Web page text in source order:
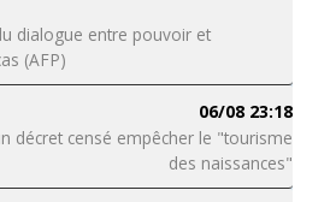
dialogue entre pouvoir et
(AFP)
06/08 23:18
décret censé empêcher le "tourisme
des naissances"